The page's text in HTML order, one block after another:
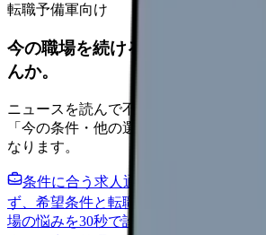
転職予備軍向け
今の職場を続けるか、条件を比
んか。
ニュースを読んで不安が強くなった時
「今の条件・他の選択肢・相談先」を
なります。
条件に合う求人通知を受け取る
外部
ず、希望条件と転職時期を自社で預かり
場の悩みを30秒で診断
辞めるべきか迷